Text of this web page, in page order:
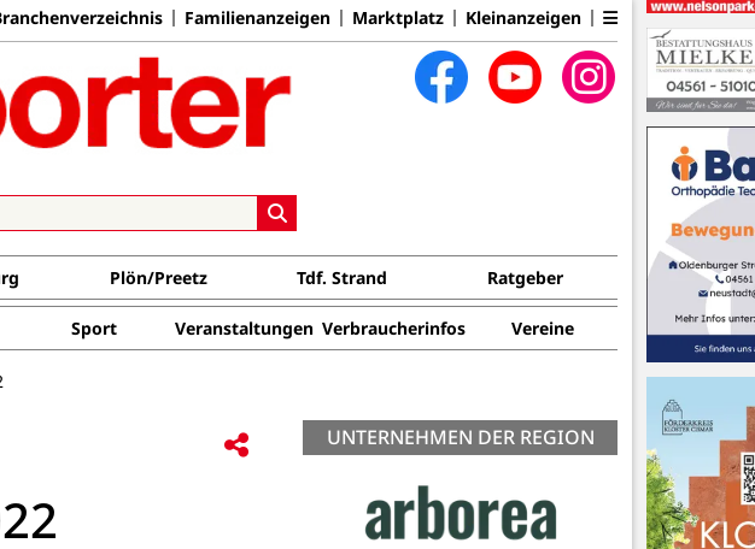
Familienanzeigen Marktplatz Kleinanzeigen
Plön/Preetz Tdf. Strand Ratgeber
Sport Veranstaltungen Verbraucherinfos Vereine
UNTERNEHMEN DER REGION